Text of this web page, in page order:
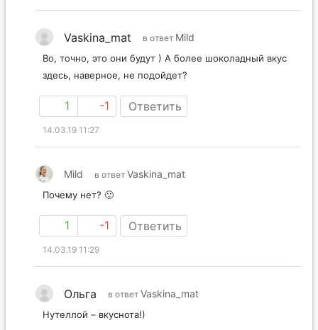
14.03.19 11:14
Vaskina_mat в ответMild
Во, точно, это они будут ) А более шоколадный вкус
1 -1 Ответить
14.03.19 11:27
в ответ
1 -1 Ответить
14.03.19 11:29
Ольга в ответVaskina_mat